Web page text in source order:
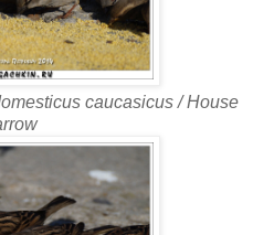
caucasicus / House